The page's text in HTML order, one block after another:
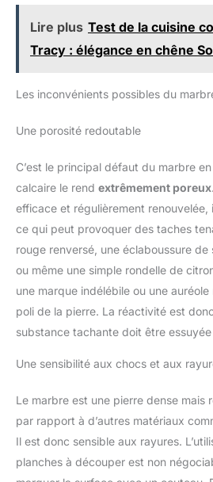
Lire plus Test de la cuisine
Tracy : élégance en chêne
Les inconvénients possibles du
Une porosité redoutable
C’est le principal défaut du marbre
calcaire le rend extrêmement poreux
efficace et régulièrement renouvelée,
ce qui peut provoquer des taches
rouge renversé, une éclaboussure de
ou même une simple rondelle de
une marque indélébile ou une
poli de la pierre. La réactivité est
substance tachante doit être
Une sensibilité aux chocs et aux
Le marbre est une pierre dense mais
par rapport à d’autres matériaux
Il est donc sensible aux rayures.
planches à découper est non